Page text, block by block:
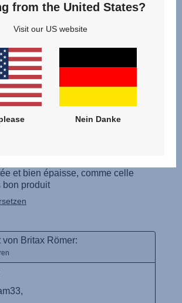
from the United States?
Visit our US website
Nein Danke